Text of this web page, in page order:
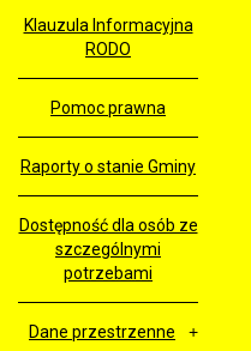
Klauzula Informacyjna
RODO
Pomoc prawna
Raporty o stanie Gminy
Dostępność dla osób ze
szczególnymi
potrzebami
Dane przestrzenne